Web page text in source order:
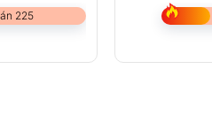
225